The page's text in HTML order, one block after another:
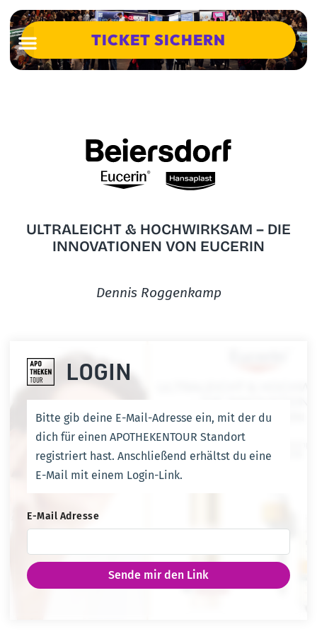
TICKET SICHERN
ULTRALEICHT & HOCHWIRKSAM – DIE
INNOVATIONEN VON EUCERIN
Dennis Roggenkamp
LOGIN
Bitte gib deine E-Mail-Adresse ein, mit der du
dich für einen APOTHEKENTOUR Standort
registriert hast. Anschließend erhältst du eine
E-Mail mit einem Login-Link.
E-Mail Adresse